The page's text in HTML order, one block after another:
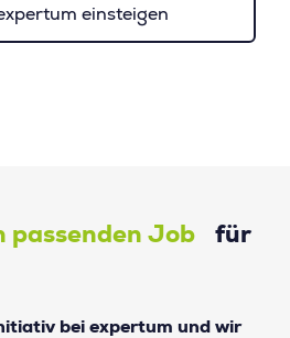
einsteigen
passenden Job für
bei expertum und wir